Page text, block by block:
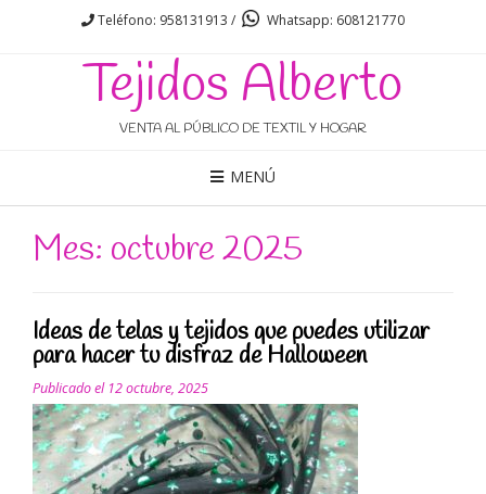
Teléfono: 958131913 / Whatsapp: 608121770
Tejidos Alberto
VENTA AL PÚBLICO DE TEXTIL Y HOGAR
MENÚ
Mes: octubre 2025
Ideas de telas y tejidos que puedes utilizar
para hacer tu disfraz de Halloween
Publicado el 12 octubre, 2025